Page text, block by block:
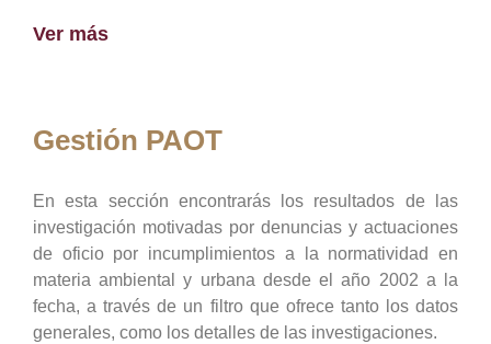
Ver más
Gestión PAOT
En esta sección encontrarás los resultados de las
investigación motivadas por denuncias y actuaciones
de oficio por incumplimientos a la normatividad en
materia ambiental y urbana desde el año 2002 a la
fecha, a través de un filtro que ofrece tanto los datos
generales, como los detalles de las investigaciones.